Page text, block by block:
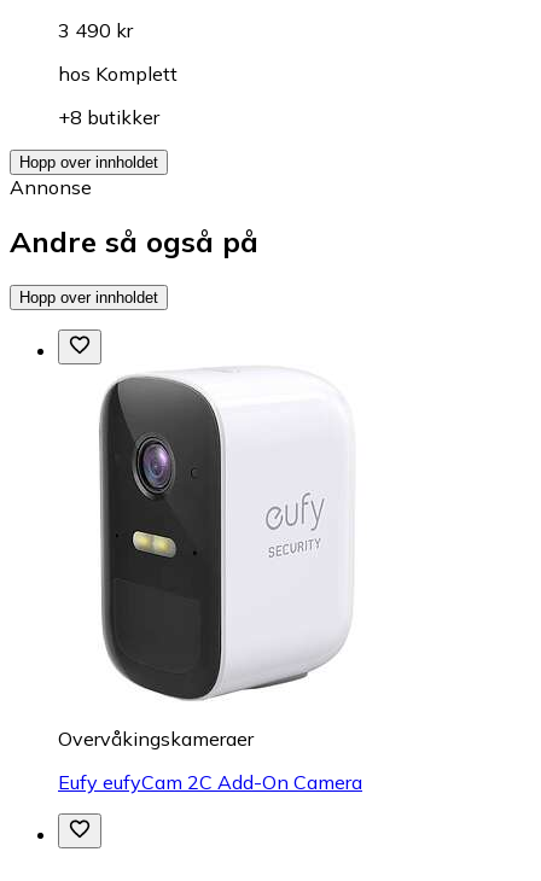
3 490 kr
hos Komplett
+8 butikker
Hopp over innholdet
Annonse
Andre så også på
Hopp over innholdet
Overvåkings­kameraer
Eufy eufyCam 2C Add-On Camera